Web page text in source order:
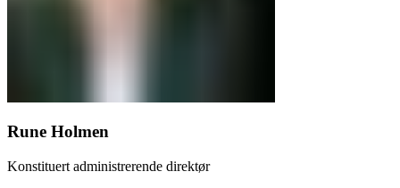
Rune Holmen
Konstituert administrerende direktør